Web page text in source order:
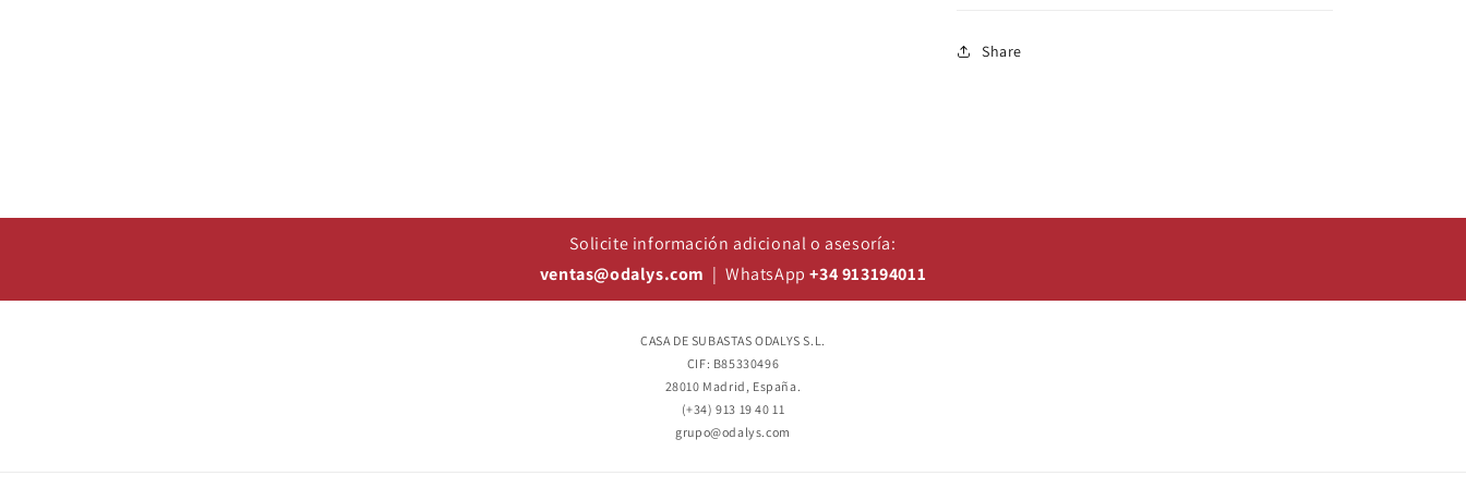
Share
Solicite información adicional o asesoría:
ventas@odalys.com | WhatsApp+34 913194011
CASA DE SUBASTAS ODALYS S.L.
CIF: B85330496
28010 Madrid, España.
(+34) 913 19 40 11
grupo@odalys.com